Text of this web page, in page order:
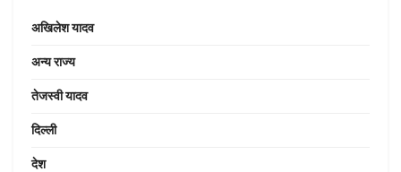
अखिलेश यादव
अन्य राज्य
तेजस्वी यादव
दिल्ली
देश